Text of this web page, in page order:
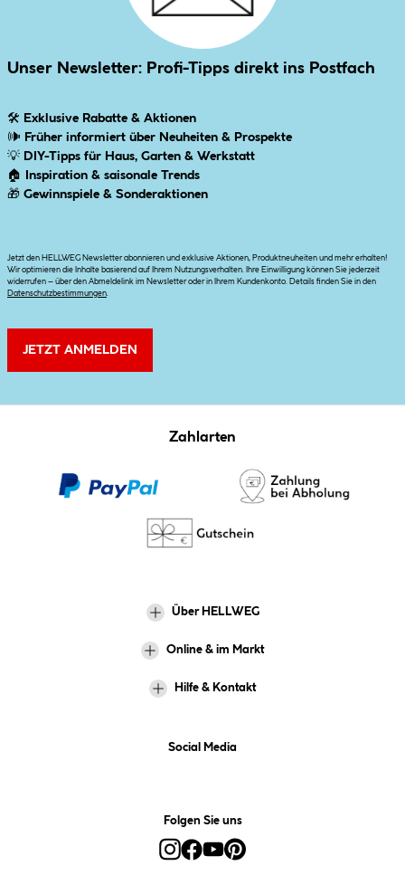
Unser Newsletter: Profi-Tipps direkt ins Postfach
🛠 Exklusive Rabatte & Aktionen
🕪 Früher informiert über Neuheiten & Prospekte
💡 DIY-Tipps für Haus, Garten & Werkstatt
🏠
Inspiration & saisonale Trends
🎁 Gewinnspiele & Sonderaktionen
Jetzt den HELLWEG Newsletter abonnieren und exklusive Aktionen, Produktneuheiten und mehr erhalten!
Wir optimieren die Inhalte basierend auf Ihrem Nutzungsverhalten. Ihre Einwilligung können Sie jederzeit
widerrufen – über den Abmeldelink im Newsletter oder in Ihrem Kundenkonto. Details finden Sie in den
Datenschutzbestimmungen
JETZT ANMELDEN
Zahlarten
Über HELLWEG
Online & im Markt
Hilfe & Kontakt
Social Media
Folgen Sie uns